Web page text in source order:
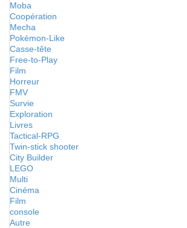
Moba
Coopération
Mecha
Pokémon-Like
Casse-tête
Free-to-Play
Film
Horreur
FMV
Survie
Exploration
Livres
Tactical-RPG
Twin-stick shooter
City Builder
LEGO
Multi
Cinéma
Film
console
Autre